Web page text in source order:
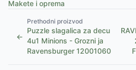
Makete i oprema
←
Prethodni proizvod
Puzzle slagalica za decu
4u1 Minions - Grozni ja
Ravensburger 12001060